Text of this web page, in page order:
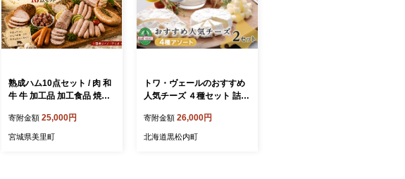
熟成ハム10点セット / 肉 和
牛 牛 加工品 加工食品 焼肉
1A】
寄附金額 25,000円
宮城県美里町
トワ・ヴェールのおすすめ
人気チーズ ４種セット 詰め
寄附金額 26,000円
北海道黒松内町